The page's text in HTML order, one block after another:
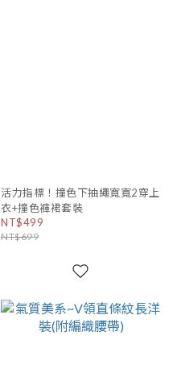
活力指標！撞色下抽繩寬寬2穿上
衣+撞色褲裙套裝
NT$499
NT$699